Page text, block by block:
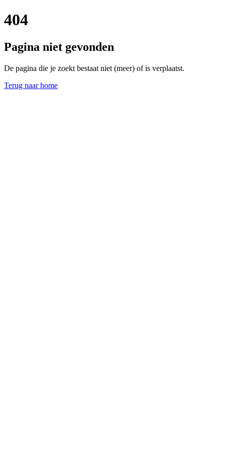
404
Pagina niet gevonden
De pagina die je zoekt bestaat niet (meer) of is verplaatst.
Terug naar home